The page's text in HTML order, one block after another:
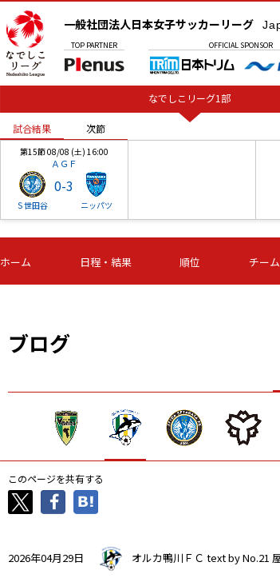
一般社団法人日本女子サッカーリーグ
TOP PARTNER OFFICIAL SPONSOR
なでしこリーグ1部
試合結果 次節
第15節 08/08 (土) 16:00
ＡＧＦ
Ｓ世田谷
0-3
ニッパツ
第16節 09/05 (土) 15:00
ニッパツ
-
第16節 09/05 (土) 15:00
石人の星
-
試合結果 次節
ホーム 日程・結果 順位 チーム
ブログ
このページを共有する
2026年04月29日 オルカ鴨川ＦＣ text by No.21